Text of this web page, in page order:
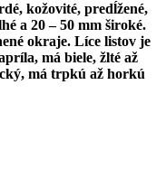
kožovité, predĺžené,
a 20 – 50 mm široké.
okraje. Líce listov je
má biele, žlté až
má trpkú až horkú